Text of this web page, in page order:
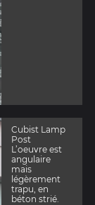
Cubist Lamp
Post
L’oeuvre est
angulaire
mais
légèrement
trapu, en
béton strié.